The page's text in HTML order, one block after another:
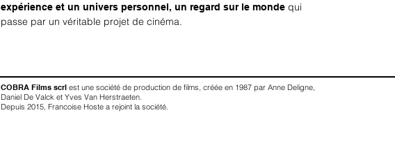
expérience et un univers personnel, un regard sur le mondequi
passe par un véritable projet de cinéma.
COBRA Films scrl est une société de production de films, créée en 1987 par Anne Deligne,
Daniel De Valck et Yves Van Herstraeten.
Depuis 2015, Francoise Hoste a rejoint la société.